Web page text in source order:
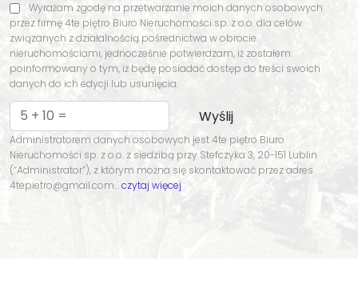
Wyrażam zgodę na przetwarzanie moich danych osobowych
przez firmę 4te piętro Biuro Nieruchomości sp. z o.o. dla celów
związanych z działalnością pośrednictwa w obrocie
nieruchomościami, jednocześnie potwierdzam, iż zostałem
poinformowany o tym, iż będę posiadać dostęp do treści swoich
danych do ich edycji lub usunięcia.
Administratorem danych osobowych jest 4te piętro Biuro
Nieruchomości sp. z o.o. z siedzibą przy Stefczyka 3, 20-151 Lublin
(“Administrator”), z którym można się skontaktować przez adres
4tepietro@gmail.com…czytaj więcej